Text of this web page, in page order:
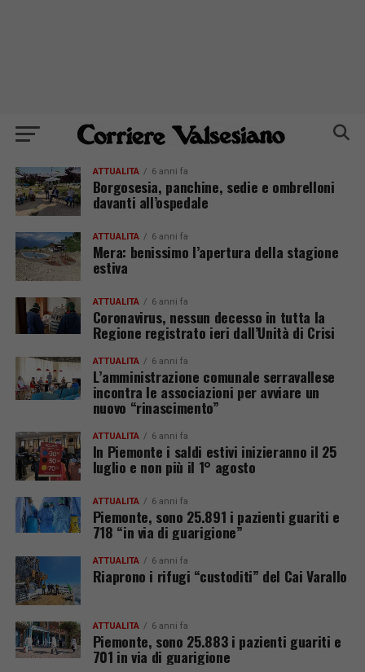
ATTUALITÀ 6 anni fa
Borgosesia, panchine, sedie e ombrelloni
davanti all’ospedale
ATTUALITÀ 6 anni fa
Mera: benissimo l’apertura della stagione
estiva
ATTUALITÀ 6 anni fa
Coronavirus, nessun decesso in tutta la
Regione registrato ieri dall’Unità di Crisi
ATTUALITÀ 6 anni fa
L’amministrazione comunale serravallese
incontra le associazioni per avviare un
nuovo “rinascimento”
ATTUALITÀ 6 anni fa
In Piemonte i saldi estivi inizieranno il 25
luglio e non più il 1° agosto
ATTUALITÀ 6 anni fa
Piemonte, sono 25.891 i pazienti guariti e
718 “in via di guarigione”
ATTUALITÀ 6 anni fa
Riaprono i rifugi “custoditi” del Cai Varallo
ATTUALITÀ 6 anni fa
Piemonte, sono 25.883 i pazienti guariti e
701 in via di guarigione